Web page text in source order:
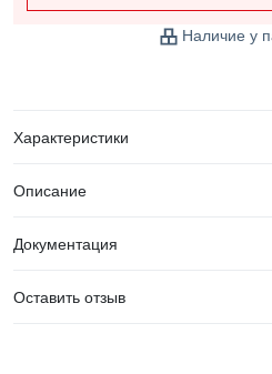
Наличие у
Характеристики
Описание
Документация
Оставить отзыв